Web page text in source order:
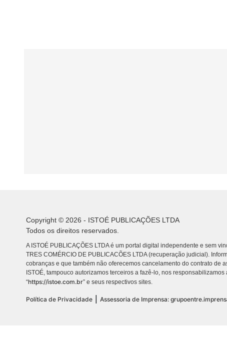
Copyright © 2026 - ISTOÉ PUBLICAÇÕES LTDA
Todos os direitos reservados.
A ISTOÉ PUBLICAÇÕES LTDA é um portal digital independente e sem
TRES COMÉRCIO DE PUBLICACÕES LTDA (recuperação judicial).
cobranças e que também não oferecemos cancelamento do contrato de
ISTOÉ, tampouco autorizamos terceiros a fazê-lo, nos
“https://istoe.com.br” e seus respectivos sites.
Política de Privacidade Assessoria de Imprensa: